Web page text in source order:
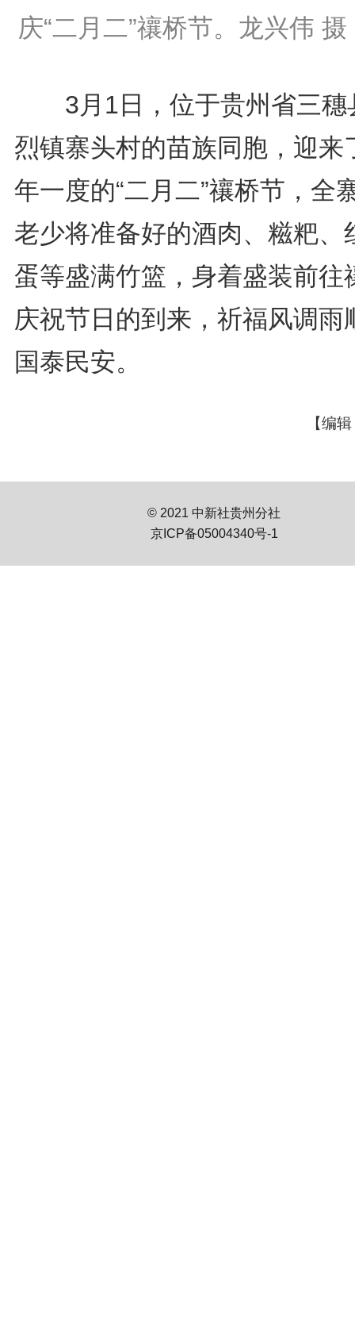
庆“二月二”禳桥节。龙兴伟 摄
3月1日，位于贵州省三穗
烈镇寨头村的苗族同胞，迎来
年一度的“二月二”禳桥节，全
老少将准备好的酒肉、糍粑、
蛋等盛满竹篮，身着盛装前往
庆祝节日的到来，祈福风调雨
国泰民安。
【编
© 2021 中新社贵州分社
京ICP备05004340号-1